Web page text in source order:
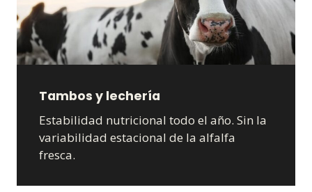
Tambos y lechería
Estabilidad nutricional todo el año. Sin la
variabilidad estacional de la alfalfa
fresca.